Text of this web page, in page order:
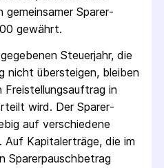
gemeinsamer Sparer­
gewährt.
Steuerjahr, die
nicht übersteigen, bleiben
in
wird. Der Sparer­
auf verschiedene
Kapitalerträge, die im
Sparer­pausch­betrag